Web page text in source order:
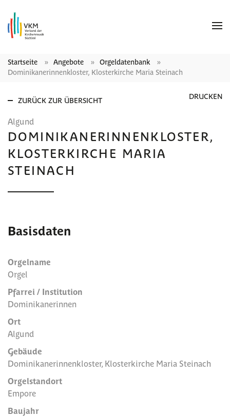
Startseite Angebote
Orgeldatenbank
Dominikanerinnenkloster, Klosterkirche Maria Steinach
ZURÜCK ZUR ÜBERSICHT DRUCKEN
Algund
DOMINIKANERINNENKLOSTER,
KLOSTERKIRCHE MARIA
STEINACH
Basisdaten
Orgelname
Orgel
Pfarrei / Institution
Dominikanerinnen
Ort
Algund
Gebäude
Dominikanerinnenkloster, Klosterkirche Maria Steinach
Orgelstandort
Empore
Baujahr